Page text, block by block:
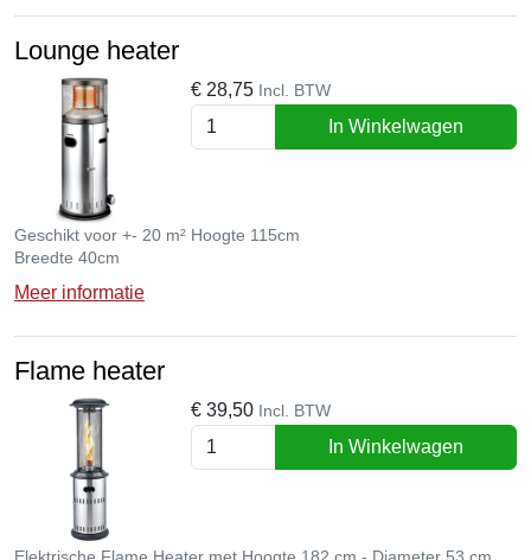
Lounge heater
€ 28,75 Incl. BTW
In Winkelwagen
Geschikt voor +- 20 m² Hoogte 115cm
Breedte 40cm
Meer informatie
Flame heater
€ 39,50 Incl. BTW
In Winkelwagen
Elektrische Flame Heater met Hoogte 182 cm - Diameter 53 cm